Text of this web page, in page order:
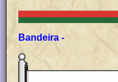
Bandeira -